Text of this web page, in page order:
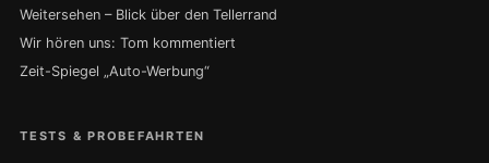
Weitersehen – Blick über den Tellerrand
Wir hören uns: Tom kommentiert
Zeit-Spiegel „Auto-Werbung“
TESTS & PROBEFAHRTEN